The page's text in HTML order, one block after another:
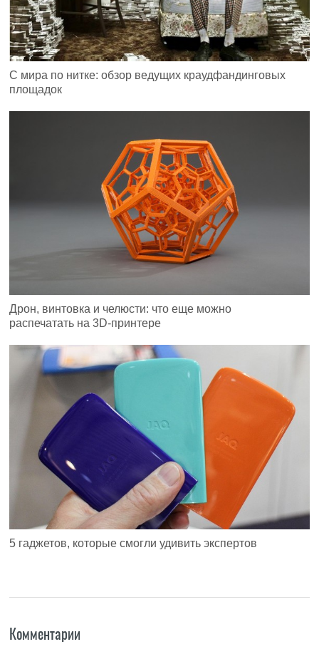
С мира по нитке: обзор ведущих краудфандинговых
площадок
Дрон, винтовка и челюсти: что еще можно
распечатать на 3D-принтере
5 гаджетов, которые смогли удивить экспертов
Комментарии